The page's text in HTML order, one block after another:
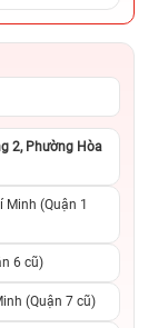
2, Phường Hòa
Minh (Quận 1
6 cũ)
(Quận 7 cũ)